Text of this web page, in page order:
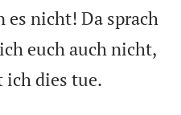
es nicht! Da sprach
euch auch nicht,
ich dies tue.